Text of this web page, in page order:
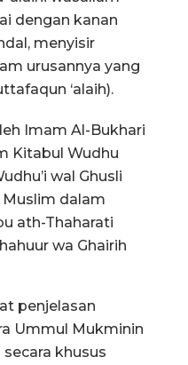
dengan kanan
menyisir
urusannya yang
‘alaih).
Imam Al-Bukhari
Kitabul Wudhu
wal Ghusli
Muslim dalam
ath-Thaharati
wa Ghairih
penjelasan
Ummul Mukminin
secara khusus